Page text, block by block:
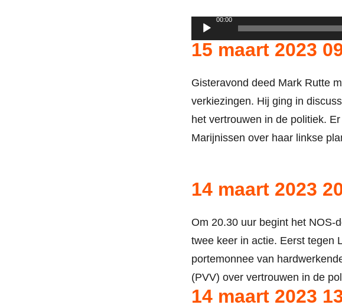
Audiospeler
00:00
15 maart 2023
Gisteravond deed Mark Rutte
verkiezingen. Hij ging in
het vertrouwen in de politiek.
Marijnissen over haar linkse
14 maart 2023
Om 20.30 uur begint het NOS-
twee keer in actie. Eerst tegen
portemonnee van
(PVV) over vertrouwen in de
14 maart 2023